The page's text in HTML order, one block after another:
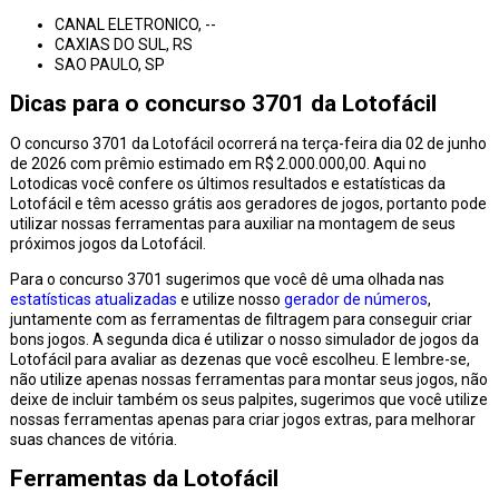
CANAL ELETRONICO, --
CAXIAS DO SUL, RS
SAO PAULO, SP
Dicas para o concurso 3701 da Lotofácil
O concurso 3701 da Lotofácil ocorrerá na terça-feira dia 02 de junho
de 2026 com prêmio estimado em R$ 2.000.000,00. Aqui no
Lotodicas você confere os últimos resultados e estatísticas da
Lotofácil e têm acesso grátis aos geradores de jogos, portanto pode
utilizar nossas ferramentas para auxiliar na montagem de seus
próximos jogos da Lotofácil.
Para o concurso 3701 sugerimos que você dê uma olhada nas
estatísticas atualizadas e utilize nosso gerador de números,
juntamente com as ferramentas de filtragem para conseguir criar
bons jogos. A segunda dica é utilizar o nosso simulador de jogos da
Lotofácil para avaliar as dezenas que você escolheu. E lembre-se,
não utilize apenas nossas ferramentas para montar seus jogos, não
deixe de incluir também os seus palpites, sugerimos que você utilize
nossas ferramentas apenas para criar jogos extras, para melhorar
suas chances de vitória.
Ferramentas da Lotofácil